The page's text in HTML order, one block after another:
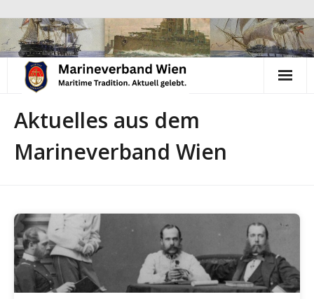
to
content
Aktuelles aus dem
Marineverband Wien